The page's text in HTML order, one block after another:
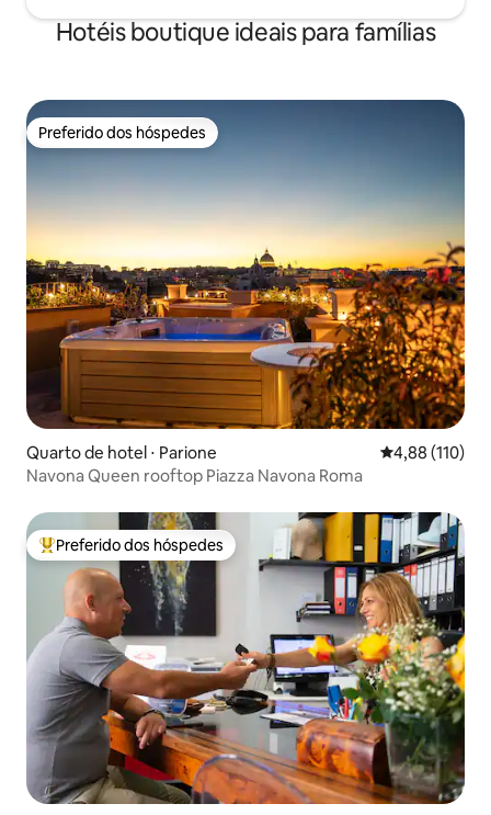
Hotéis boutique ideais para famílias
Preferido dos hóspedes
Preferido dos hóspedes
Quarto de hotel ⋅ Parione 4,88 de uma
4,88 (110)
Navona Queen rooftop Piazza Navona Roma
Entre os melhores preferidos dos hóspedes
Preferido dos hóspedes